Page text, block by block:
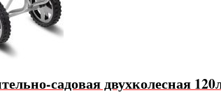
садовая двухколесная